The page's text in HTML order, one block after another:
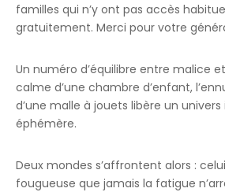
familles qui n’y ont pas accès
gratuitement. Merci pour votre
Un numéro d’équilibre entre malice
calme d’une chambre d’enfant,
d’une malle à jouets libère un
éphémère.
Deux mondes s’affrontent alors :
fougueuse que jamais la fatigue